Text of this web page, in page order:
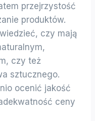
przejrzystość
produktów.
czy mają
czy też
sztucznego.
ocenić jakość
ceny